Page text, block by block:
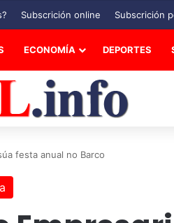
Subscrición online Subscrición
ECONOMÍA DEPORTES
festa anual no Barco